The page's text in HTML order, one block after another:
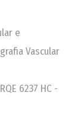
e
Vascular
6237 HC -